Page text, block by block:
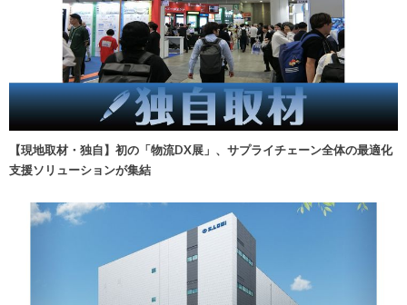
【現地取材・独自】初の「物流DX展」、サプライチェーン全体の最適化
支援ソリューションが集結